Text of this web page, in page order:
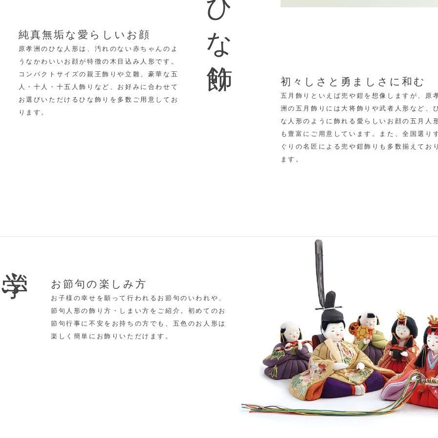
ひな飾り
純真無垢な愛らしいお顔
原孝洲のひな人形は、汚れのない赤ちゃんのよ
うなかわいいお顔が特徴の木目込み人形です。
コンパクトサイズの親王飾りや立雛、豪華な五
人・十人・十五人飾りなど、 お好みに合わせて
お選びいただけるひな飾りを多数ご用意してお
ります。
初々しさと勇ましさに和む
五月飾りといえば兜や鎧を想像しますが、原
洲の五月飾りには大将飾りや武者人形など、
な人形のように飾れる愛らしいお顔の五月人
も豊富にご用意しています。
また、全国選り
ぐりの名匠による兜や鎧飾りも多数揃えており
ます。
学ぶ お節句の楽しみ方
お子様の幸せを願って行われるお節句のいわれや、
節句人形の飾り方・しまい方をご紹介。初めてのお
節句行事に不安をお持ちの方でも、五色のお人形は
楽しく簡単にお飾りいただけます。